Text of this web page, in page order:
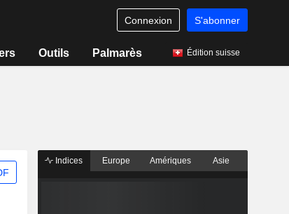
Connexion S'abonner
Outils Palmarès Édition suisse
Indices Europe Amériques Asie